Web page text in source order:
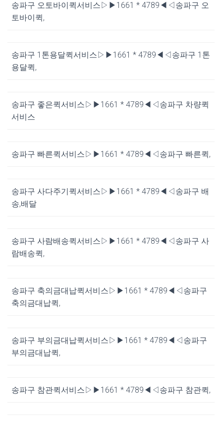
송파구 오토바이퀵서비스▷▶1661 * 4789◀◁송파구 오
토바이퀵,
송파구 1톤용달퀵서비스▷▶1661 * 4789◀◁송파구 1톤
용달퀵,
송파구 좋은퀵서비스▷▶1661 * 4789◀◁송파구 차량퀵
서비스
송파구 빠른퀵서비스▷▶1661 * 4789◀◁송파구 빠른퀵,
송파구 사다주기퀵서비스▷▶1661 * 4789◀◁송파구 배
송,배달
송파구 사람배송퀵서비스▷▶1661 * 4789◀◁송파구 사
람배송퀵,
송파구 축의금대납퀵서비스▷▶1661 * 4789◀◁송파구
축의금대납퀵,
송파구 부의금대납퀵서비스▷▶1661 * 4789◀◁송파구
부의금대납퀵,
송파구 참관퀵서비스▷▶1661 * 4789◀◁송파구 참관퀵,